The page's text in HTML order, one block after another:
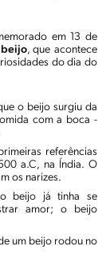
em 13 de
, que acontece
do dia do
o beijo surgiu da
com a boca -
referências
a.C, na Índia. O
os narizes.
beijo já tinha se
amor; o beijo
um beijo rodou no